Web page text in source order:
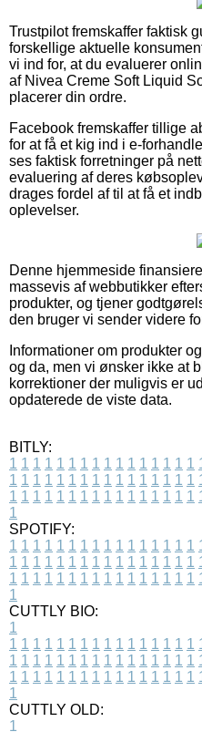
Trustpilot fremskaffer faktisk
forskellige aktuelle
vi ind for, at du evaluerer
af Nivea Creme Soft Liquid
placerer din ordre.
Facebook fremskaffer tillige
for at få et kig ind i e-
ses faktisk forretninger på
evaluering af deres
drages fordel af til at få et
oplevelser.
Denne hjemmeside
massevis af webbutikker
produkter, og tjener
den bruger vi sender videre
Informationer om produkter
og da, men vi ønsker ikke at
korrektioner der muligvis er
opdaterede de viste data.
BITLY:
1 1 1 1 1 1 1 1 1 1 1 1 1 1 1 1
1 1 1 1 1 1 1 1 1 1 1 1 1 1 1 1
1 1 1 1 1 1 1 1 1 1 1 1 1 1 1 1
1
SPOTIFY:
1 1 1 1 1 1 1 1 1 1 1 1 1 1 1 1
1 1 1 1 1 1 1 1 1 1 1 1 1 1 1 1
1 1 1 1 1 1 1 1 1 1 1 1 1 1 1 1
1
CUTTLY BIO:
1
1 1 1 1 1 1 1 1 1 1 1 1 1 1 1 1
1 1 1 1 1 1 1 1 1 1 1 1 1 1 1 1
1 1 1 1 1 1 1 1 1 1 1 1 1 1 1 1
1
CUTTLY OLD:
1